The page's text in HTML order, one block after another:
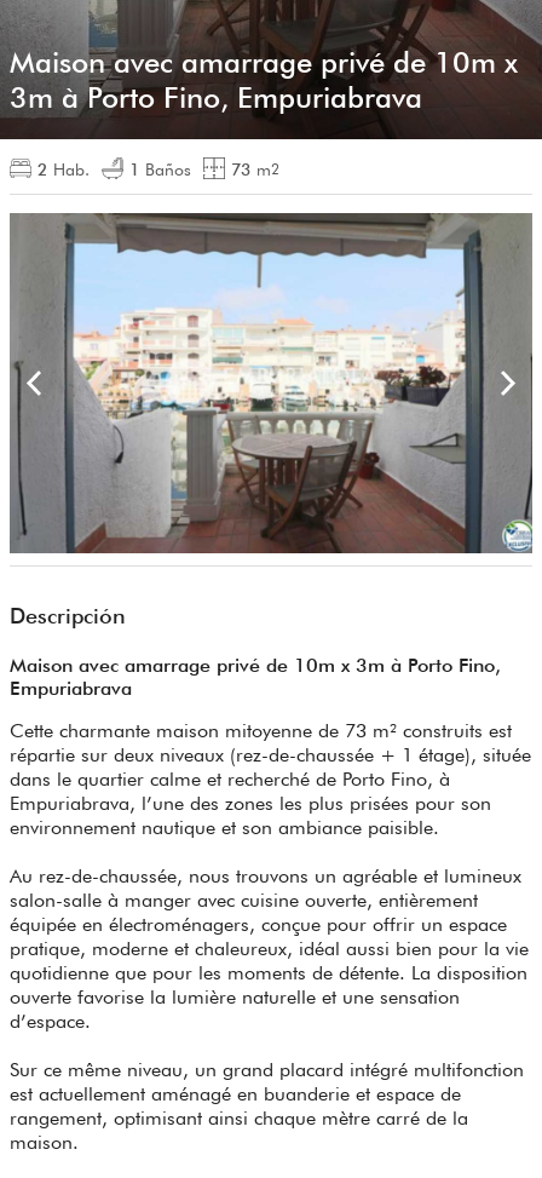
Maison avec amarrage privé de 10m x
3m à Porto Fino, Empuriabrava
2 Hab. 1 Baños 73 m2
Descripción
Maison avec amarrage privé de 10m x 3m à Porto Fino,
Empuriabrava
Cette charmante maison mitoyenne de 73 m² construits est
répartie sur deux niveaux (rez-de-chaussée + 1 étage), située
dans le quartier calme et recherché de Porto Fino, à
Empuriabrava, l’une des zones les plus prisées pour son
environnement nautique et son ambiance paisible.
Au rez-de-chaussée, nous trouvons un agréable et lumineux
salon-salle à manger avec cuisine ouverte, entièrement
équipée en électroménagers, conçue pour offrir un espace
pratique, moderne et chaleureux, idéal aussi bien pour la vie
quotidienne que pour les moments de détente. La disposition
ouverte favorise la lumière naturelle et une sensation
d’espace.
Sur ce même niveau, un grand placard intégré multifonction
est actuellement aménagé en buanderie et espace de
rangement, optimisant ainsi chaque mètre carré de la
maison.